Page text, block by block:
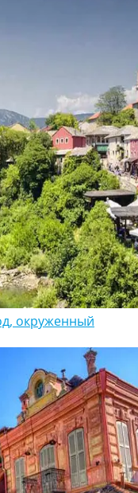
окруженный